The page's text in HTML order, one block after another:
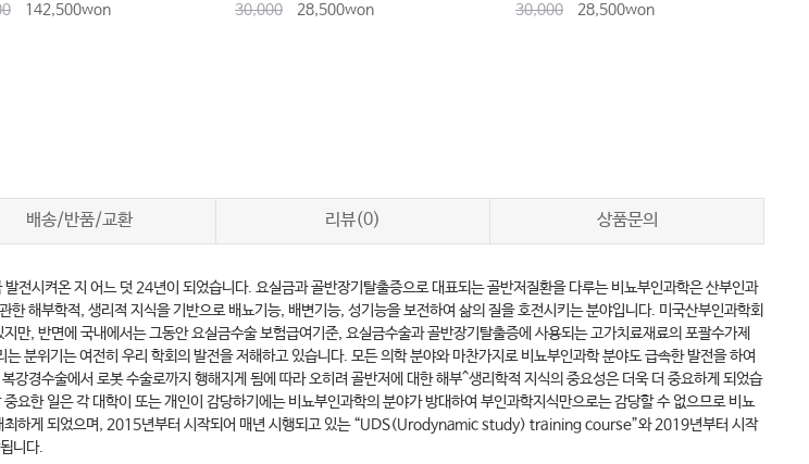
142,500won
30,000
28,500won
30,000
28,500won
배송/반품/교환 리뷰(0) 상품문의
시켜온 지 어느 덧 24년이 되었습니다. 요실금과 골반장기탈출증으로 대표되는 골반저질환을 다루는 비뇨부인과학은 산부인과
해부학적, 생리적 지식을 기반으로 배뇨기능, 배변기능, 성기능을 보전하여 삶의 질을 호전시키는 분야입니다. 미국산부인과학회
, 반면에 국내에서는 그동안 요실금수술 보험급여기준, 요실금수술과 골반장기탈출증에 사용되는 고가치료재료의 포괄수가제
분위기는 여전히 우리 학회의 발전을 저해하고 있습니다. 모든 의학 분야와 마찬가지로 비뇨부인과학 분야도 급속한 발전을 하여
경수술에서 로봇 수술로까지 행해지게 됨에 따라 오히려 골반저에 대한 해부^생리학적 지식의 중요성은 더욱 더 중요하게 되었습
요한 일은 각 대학이 또는 개인이 감당하기에는 비뇨부인과학의 분야가 방대하여 부인과학지식만으로는 감당할 수 없으므로 비뇨
최하게 되었으며, 2015년부터 시작되어 매년 시행되고 있는 “UDS(Urodynamic study) training course”와 2019년부터 시작
니다.